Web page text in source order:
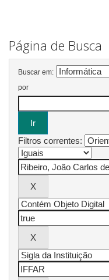
Página de Busca
Buscar em:
por
Filtros correntes: